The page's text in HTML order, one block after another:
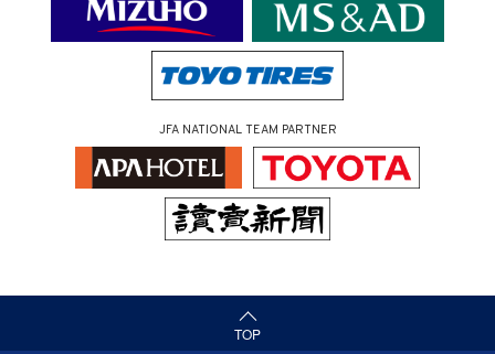
JFA NATIONAL TEAM PARTNER
TOP
（ページの先頭へ）